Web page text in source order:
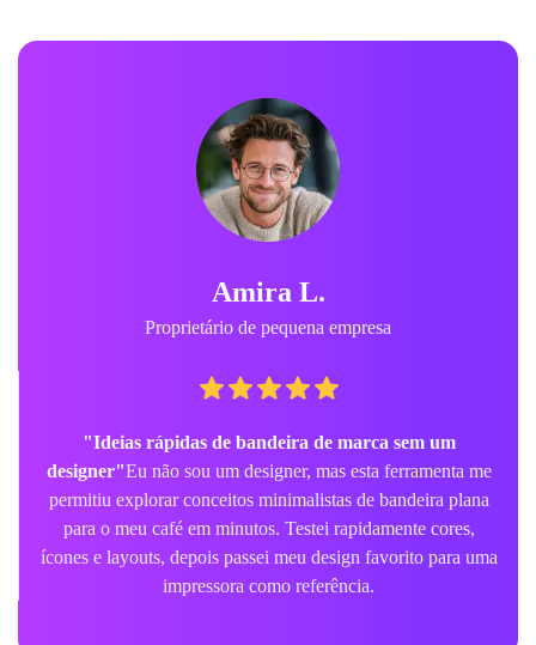
Amira L.
Proprietário de pequena empresa
"Ideias rápidas de bandeira de marca sem um
designer"Eu não sou um designer, mas esta ferramenta me
permitiu explorar conceitos minimalistas de bandeira plana
para o meu café em minutos. Testei rapidamente cores,
ícones e layouts, depois passei meu design favorito para uma
impressora como referência.